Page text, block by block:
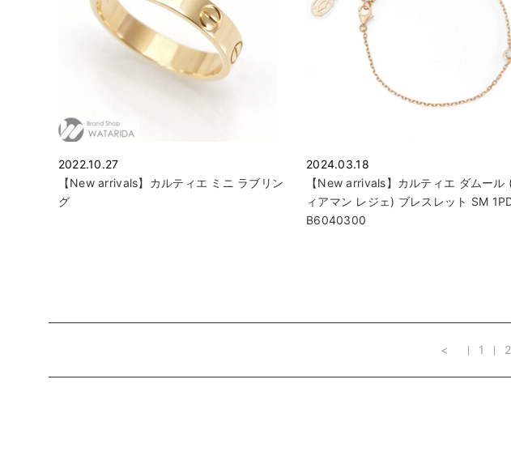
2022.10.27
【New arrivals】カルティエ ミニ ラブリン
グ
2024.03.18
【New arrivals】カルティエ ダムール
ィアマン レジェ) ブレスレット SM
B6040300
< 1 2